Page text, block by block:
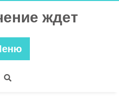
ждет